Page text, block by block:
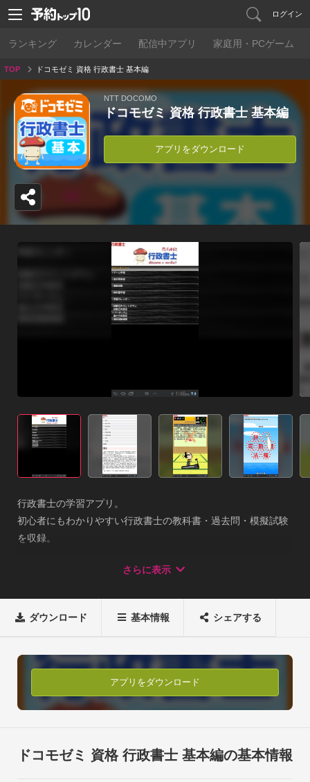
ログイン
ランキング カレンダー 配信中アプリ 家庭用・PCゲーム
TOP ドコモゼミ 資格 行政書士 基本編
NTT DOCOMO
ドコモゼミ 資格 行政書士 基本編
アプリをダウンロード
行政書士の学習アプリ。
初心者にもわかりやすい行政書士の教科書・過去問・模擬試験
を収録。
編、模試編のアプリは、ご利用になれません。
◆アプリの特長point1. わかりやすいテキスト教材
知識が基礎から身につきます。Point2.学習ゲームで楽しく学ぶ
3種類の学習ゲームで行政書士に必要な知識をを楽しく学ぶこ
とができます。Point3.模擬試験で実力チェック
行政書士の模擬試験で本番さながらにあなたの行政書士の学
本編をご購入頂かないとテキスト編、模試編は、ご利用になれ
ません。◆アプリの内容Part1　行政書士 テキスト 教材
さらに表示
ダウンロード 基本情報 シェアする
アプリをダウンロード
ドコモゼミ 資格 行政書士 基本編の基本情報